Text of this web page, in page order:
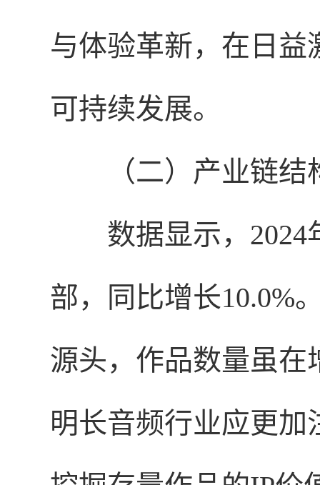
与体验革新，在日
可持续发展。
（二）产业链
数据显示，
部，同比增长10.0%
源头，作品数量虽在
明长音频行业应更